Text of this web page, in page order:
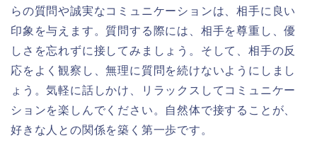
らの質問や誠実なコミュニケーションは、相手に良い
印象を与えます。質問する際には、相手を尊重し、優
しさを忘れずに接してみましょう。そして、相手の反
応をよく観察し、無理に質問を続けないようにしまし
ょう。気軽に話しかけ、リラックスしてコミュニケー
ションを楽しんでください。自然体で接することが、
好きな人との関係を築く第一歩です。